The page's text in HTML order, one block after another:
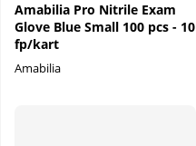
Amabilia Pro Nitrile Exam
Glove Blue Small 100 pcs - 10
fp/kart
Amabilia